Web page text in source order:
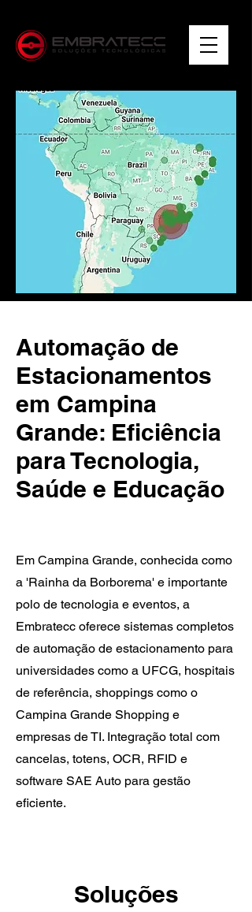
Automação de
Estacionamentos
em Campina
Grande: Eficiência
para Tecnologia,
Saúde e Educação
Em Campina Grande, conhecida como
a 'Rainha da Borborema' e importante
polo de tecnologia e eventos, a
Embratecc oferece sistemas completos
de automação de estacionamento para
universidades como a UFCG, hospitais
de referência, shoppings como o
Campina Grande Shopping e
empresas de TI. Integração total com
cancelas, totens, OCR, RFID e
software SAE Auto para gestão
eficiente.
Soluções